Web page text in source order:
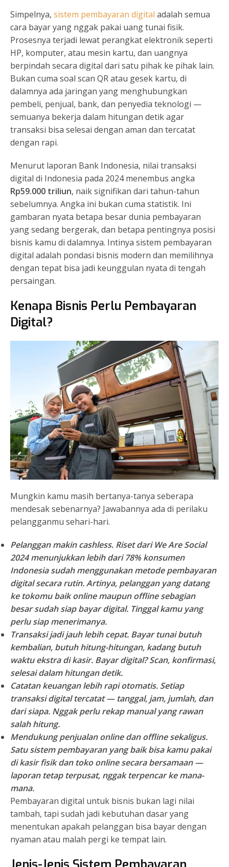
Simpelnya, sistem pembayaran digital adalah semua
cara bayar yang nggak pakai uang tunai fisik.
Prosesnya terjadi lewat perangkat elektronik seperti
HP, komputer, atau mesin kartu, dan uangnya
berpindah secara digital dari satu pihak ke pihak lain.
Bukan cuma soal scan QR atau gesek kartu, di
dalamnya ada jaringan yang menghubungkan
pembeli, penjual, bank, dan penyedia teknologi —
semuanya bekerja dalam hitungan detik agar
transaksi bisa selesai dengan aman dan tercatat
dengan rapi.
Menurut laporan Bank Indonesia, nilai transaksi
digital di Indonesia pada 2024 menembus angka
Rp59.000 triliun, naik signifikan dari tahun-tahun
sebelumnya. Angka ini bukan cuma statistik. Ini
gambaran nyata betapa besar dunia pembayaran
yang sedang bergerak, dan betapa pentingnya posisi
bisnis kamu di dalamnya. Intinya sistem pembayaran
digital adalah pondasi bisnis modern dan memilihnya
dengan tepat bisa jadi keunggulan nyata di tengah
persaingan.
Kenapa Bisnis Perlu Pembayaran
Digital?
Mungkin kamu masih bertanya-tanya seberapa
mendesak sebenarnya? Jawabannya ada di perilaku
pelangganmu sehari-hari.
Pelanggan makin cashless. Riset dari We Are Social
2024 menunjukkan lebih dari78% konsumen
Indonesiasudah menggunakan metode pembayaran
digital secara rutin. Artinya, pelanggan yang datang
ke tokomu baik online maupun offline sebagian
besar sudah siap bayar digital. Tinggal kamu yang
perlu siap menerimanya.
Transaksi jadi jauh lebih cepat. Bayar tunai butuh
kembalian, butuh hitung-hitungan, kadang butuh
waktu ekstra di kasir. Bayar digital? Scan, konfirmasi,
selesai dalam hitungan detik.
Catatan keuangan lebih rapi otomatis. Setiap
transaksi digital tercatat — tanggal, jam, jumlah, dan
dari siapa. Nggak perlu rekap manual yang rawan
salah hitung.
Mendukung penjualan online dan offline sekaligus.
Satu sistem pembayaran yang baik bisa kamu pakai
di kasir fisik dan toko online secara bersamaan —
laporan tetap terpusat, nggak terpencar ke mana-
mana.
Pembayaran digital untuk bisnis bukan lagi nilai
tambah, tapi sudah jadi kebutuhan dasar yang
menentukan apakah pelanggan bisa bayar dengan
nyaman atau malah pergi ke tempat lain.